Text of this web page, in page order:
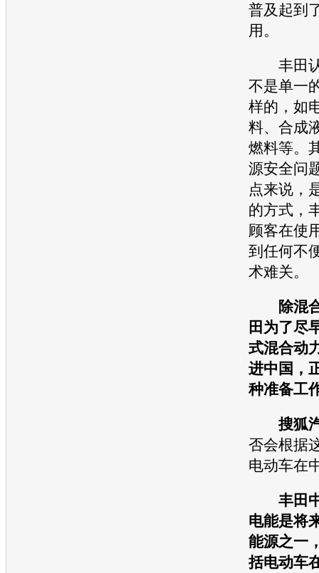
普及起到
用。
丰田
不是单一
样的，如
料、合成
燃料等。
源安全问
点来说，
的方式，
顾客在使
到任何不
术难关。
除混合
田 为了尽
式混合动
进中国，
种准备工
搜狐
否会根据
电动车在
丰田
电能是将
能源之一
括电动车